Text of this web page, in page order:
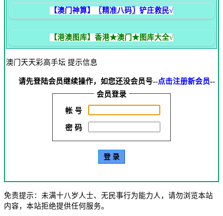
【澳门神算】〖精准八码〗铲庄救民√
【港澳图库】香港★澳门★图库大全√
澳门天天彩高手坛 提示信息
请先登陆会员继续操作，如您还没会员号--点击注册新会员--
会员登录
帐 号
密 码
免责提示：未满十八岁人士、无民事行为能力人，请勿浏览本站
内容，本站拒绝提供任何服务。